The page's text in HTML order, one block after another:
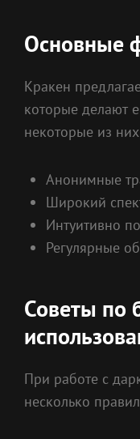
Основные
Кракен
которые делают
некоторые из
Анонимные
Широкий
Интуитивно
Регулярные
Советы по
При работе с
несколько